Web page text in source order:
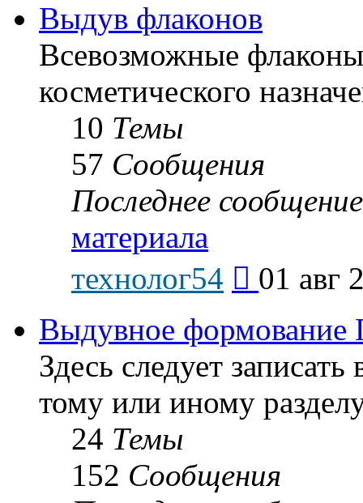
Выдув флаконов
Всевозможные
косметического
10 Темы
57 Сообщения
Последнее сообщение
материала
технолог54
последнему
01 авг
Выдувное формование
Здесь следует
тому или иному
24 Темы
152 Сообщения